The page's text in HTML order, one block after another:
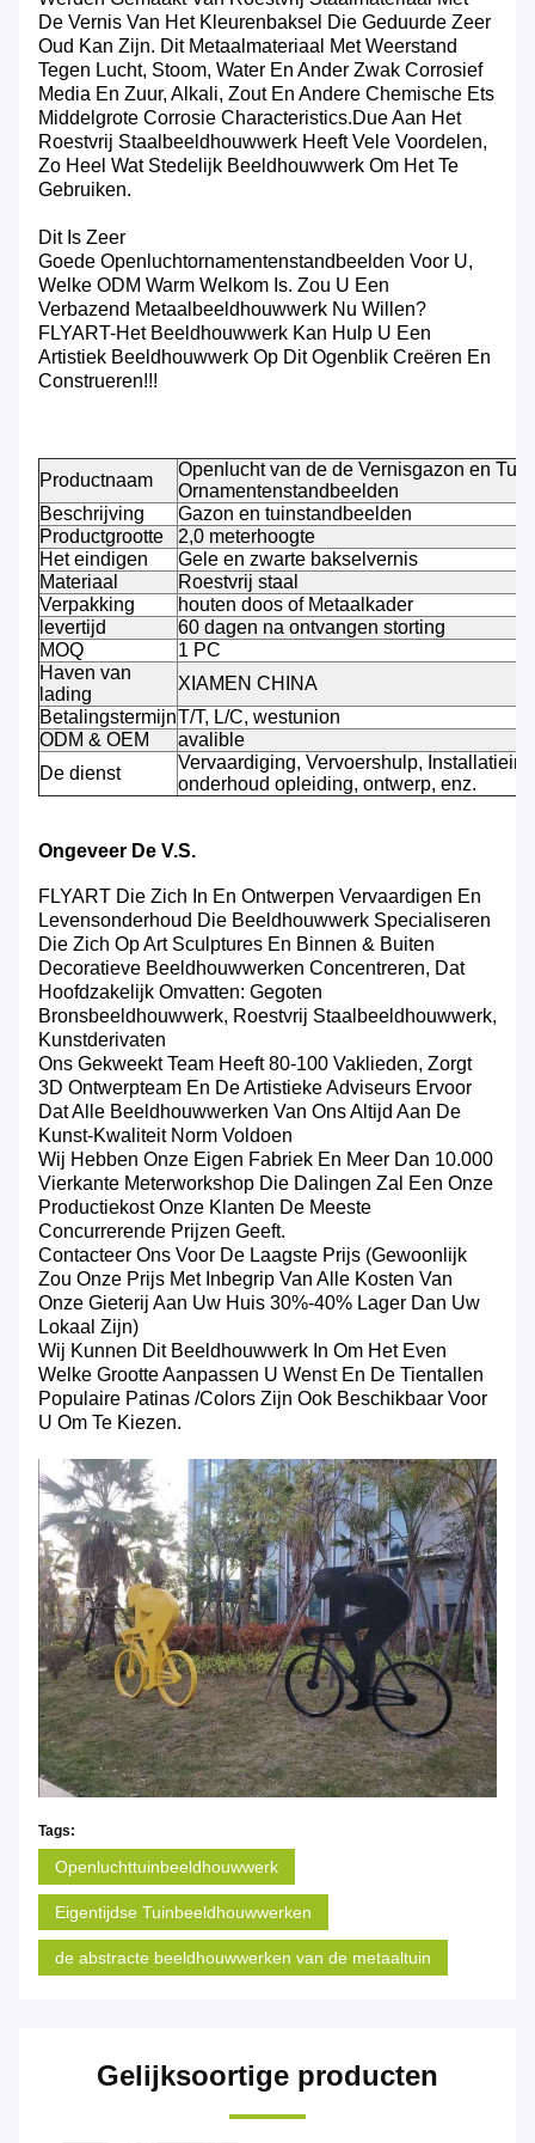
De Vernis Van Het Kleurenbaksel Die Geduurde Zeer
Oud Kan Zijn. Dit Metaalmateriaal Met Weerstand
Tegen Lucht, Stoom, Water En Ander Zwak Corrosief
Media En Zuur, Alkali, Zout En Andere Chemische Ets
Middelgrote Corrosie Characteristics.due Aan Het
Roestvrij Staalbeeldhouwwerk Heeft Vele Voordelen,
Zo Heel Wat Stedelijk Beeldhouwwerk Om Het Te
Gebruiken.
Dit Is Zeer
Goede Openluchtornamentenstandbeelden Voor U,
Welke ODM Warm Welkom Is. Zou U Een
Verbazend Metaalbeeldhouwwerk Nu Willen?
FLYART-Het Beeldhouwwerk Kan Hulp U Een
Artistiek Beeldhouwwerk Op Dit Ogenblik Creëren En
Construeren!!!
Productnaam
Openlucht van de de Vernisgazon en
Ornamentenstandbeelden
Beschrijving
Gazon en tuinstandbeelden
Productgrootte
2,0 meterhoogte
Het eindigen
Gele en zwarte bakselvernis
Materiaal
Roestvrij staal
Verpakking
houten doos of Metaalkader
levertijd
60 dagen na ontvangen storting
MOQ
1 PC
Haven van
lading
XIAMEN CHINA
BetalingstermijnT/T, L/C, westunion
ODM & OEM
avalible
De dienst
Vervaardiging, Vervoershulp,
onderhoud opleiding, ontwerp, enz.
Ongeveer De V.S.
FLYART Die Zich In En Ontwerpen Vervaardigen En
Levensonderhoud Die Beeldhouwwerk Specialiseren
Die Zich Op Art Sculptures En Binnen & Buiten
Decoratieve Beeldhouwwerken Concentreren, Dat
Hoofdzakelijk Omvatten: Gegoten
Bronsbeeldhouwwerk, Roestvrij Staalbeeldhouwwerk,
Kunstderivaten
Ons Gekweekt Team Heeft 80-100 Vaklieden, Zorgt
3D Ontwerpteam En De Artistieke Adviseurs Ervoor
Dat Alle Beeldhouwwerken Van Ons Altijd Aan De
Kunst-Kwaliteit Norm Voldoen
Wij Hebben Onze Eigen Fabriek En Meer Dan 10.000
Vierkante Meterworkshop Die Dalingen Zal Een Onze
Productiekost Onze Klanten De Meeste
Concurrerende Prijzen Geeft.
Contacteer Ons Voor De Laagste Prijs (gewoonlijk
Zou Onze Prijs Met Inbegrip Van Alle Kosten Van
Onze Gieterij Aan Uw Huis 30%-40% Lager Dan Uw
Lokaal Zijn)
Wij Kunnen Dit Beeldhouwwerk In Om Het Even
Welke Grootte Aanpassen U Wenst En De Tientallen
Populaire Patinas /colors Zijn Ook Beschikbaar Voor
U Om Te Kiezen.
Tags:
Openluchttuinbeeldhouwwerk
Eigentijdse Tuinbeeldhouwwerken
de abstracte beeldhouwwerken van de metaaltuin
Gelijksoortige producten